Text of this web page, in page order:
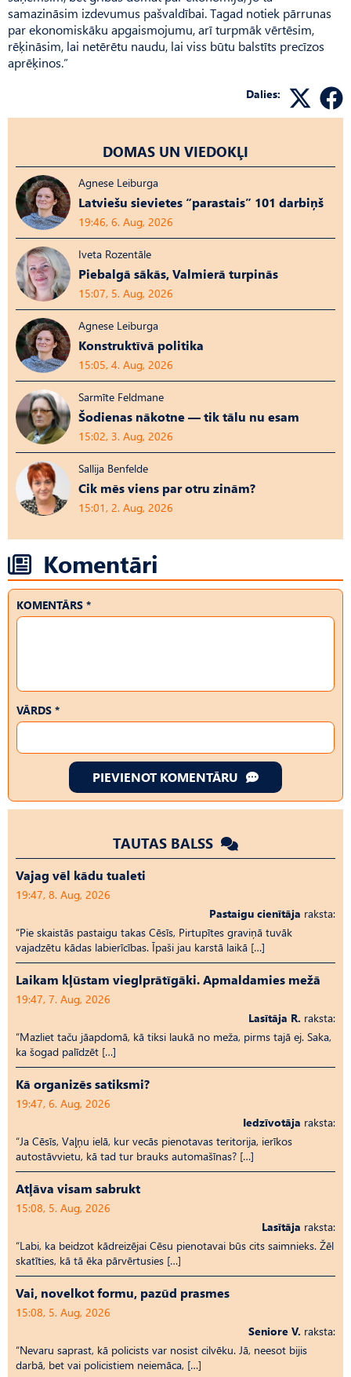
samazināsim izdevumus paš­valdībai. Tagad notiek pārrunas
par ekonomiskāku apgaismojumu, arī turpmāk vērtēsim,
rēķināsim, lai netērētu naudu, lai viss būtu balstīts precīzos
aprē­ķinos.”
Dalies:
DOMAS UN VIEDOKĻI
Agnese Leiburga
Latviešu sievietes “parastais” 101 darbiņš
19:46, 6. Aug, 2026
Iveta Rozentāle
Piebalgā sākās, Valmierā turpinās
15:07, 5. Aug, 2026
Agnese Leiburga
Konstruktīvā politika
15:05, 4. Aug, 2026
Sarmīte Feldmane
Šodienas nākotne — tik tālu nu esam
15:02, 3. Aug, 2026
Sallija Benfelde
Cik mēs viens par otru zinām?
15:01, 2. Aug, 2026
Komentāri
KOMENTĀRS *
VĀRDS *
PIEVIENOT KOMENTĀRU
TAUTAS BALSS
Vajag vēl kādu tualeti
19:47, 8. Aug, 2026
Pastaigu cienītāja raksta:
“Pie skaistās pastaigu takas Cēsīs, Pirtupītes graviņā tuvāk
vajadzētu kādas labierīcības. Īpaši jau karstā laikā […]
Laikam kļūstam vieglprātīgāki. Apmaldamies mežā
19:47, 7. Aug, 2026
Lasītāja R. raksta:
“Mazliet taču jāapdomā, kā tiksi laukā no meža, pirms tajā ej. Saka,
ka šogad palīdzēt […]
Kā organizēs satiksmi?
19:47, 6. Aug, 2026
Iedzīvotāja raksta:
“Ja Cēsīs, Vaļņu ielā, kur vecās pienotavas teritorija, ierīkos
autostāvvietu, kā tad tur brauks automašīnas? […]
Atļāva visam sabrukt
15:08, 5. Aug, 2026
Lasītāja raksta:
“Labi, ka beidzot kādreizējai Cēsu pienotavai būs cits saimnieks. Žēl
skatīties, kā tā ēka pārvērtusies […]
Vai, novelkot formu, pazūd prasmes
15:08, 5. Aug, 2026
Seniore V. raksta:
“Nevaru saprast, kā policists var nosist cilvēku. Jā, neesot bijis
darbā, bet vai policistiem neiemāca, […]